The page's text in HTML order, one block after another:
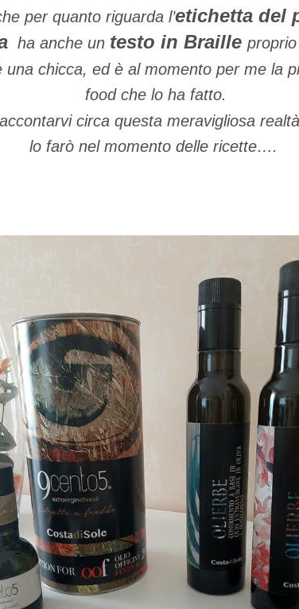
per quanto riguarda l’etichetta del
ha anche un testo in Braille
chicca, ed è al momento per me la
food che lo ha fatto.
circa questa meravigliosa
lo farò nel momento delle ricette….